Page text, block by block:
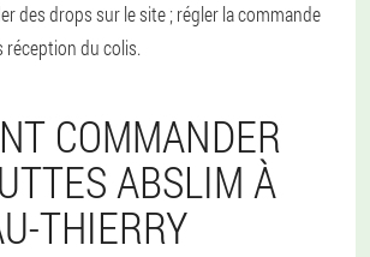
des drops sur le site ; régler la commande
réception du colis.
COMMANDER
ABSLIM À
THIERRY